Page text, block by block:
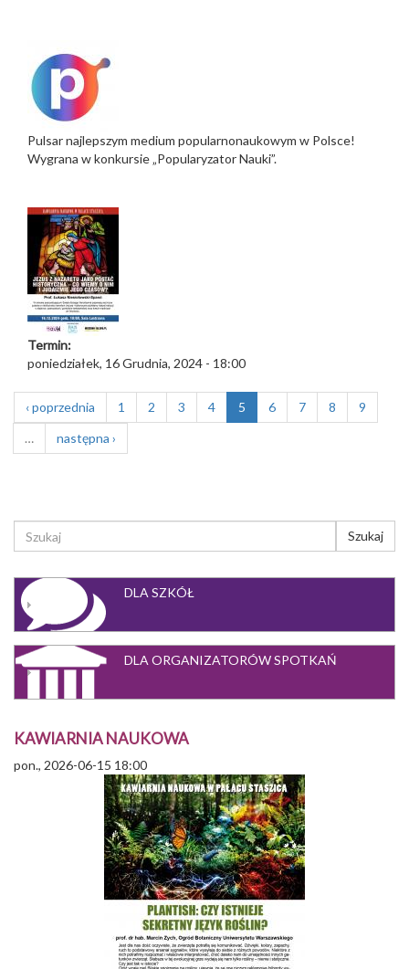
Pulsar najlepszym medium popularnonaukowym w Polsce!
Wygrana w konkursie „Popularyzator Nauki”.
Termin:
poniedziałek, 16 Grudnia, 2024 - 18:00
‹ poprzednia 1 2 3 4 5 6 7 8
9
…
następna ›
FORMULARZ
WYSZUKIWANIA
Szukaj
DLA SZKÓŁ
DLA ORGANIZATORÓW SPOTKAŃ
KAWIARNIA NAUKOWA
pon., 2026-06-15 18:00